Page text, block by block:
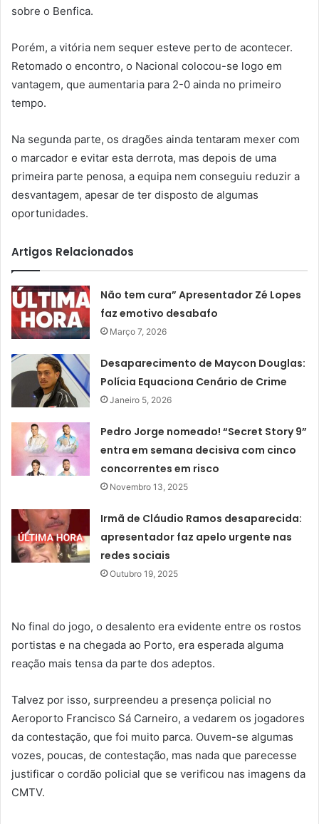
sobre o Benfica.
Porém, a vitória nem sequer esteve perto de acontecer.
Retomado o encontro, o Nacional colocou-se logo em
vantagem, que aumentaria para 2-0 ainda no primeiro
tempo.
Na segunda parte, os dragões ainda tentaram mexer com
o marcador e evitar esta derrota, mas depois de uma
primeira parte penosa, a equipa nem conseguiu reduzir a
desvantagem, apesar de ter disposto de algumas
oportunidades.
Artigos Relacionados
Não tem cura” Apresentador Zé Lopes
faz emotivo desabafo
Março 7, 2026
Desaparecimento de Maycon Douglas:
Polícia Equaciona Cenário de Crime
Janeiro 5, 2026
Pedro Jorge nomeado! “Secret Story 9”
entra em semana decisiva com cinco
concorrentes em risco
Novembro 13, 2025
Irmã de Cláudio Ramos desaparecida:
apresentador faz apelo urgente nas
redes sociais
Outubro 19, 2025
No final do jogo, o desalento era evidente entre os rostos
portistas e na chegada ao Porto, era esperada alguma
reação mais tensa da parte dos adeptos.
Talvez por isso, surpreendeu a presença policial no
Aeroporto Francisco Sá Carneiro, a vedarem os jogadores
da contestação, que foi muito parca. Ouvem-se algumas
vozes, poucas, de contestação, mas nada que parecesse
justificar o cordão policial que se verificou nas imagens da
CMTV.